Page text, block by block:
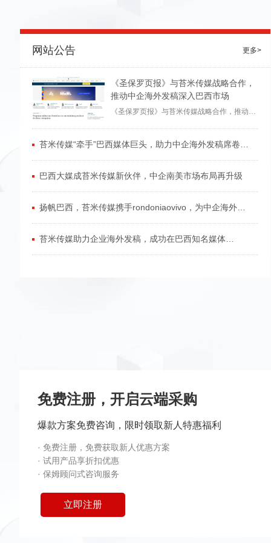
网站公告 更多>
《圣保罗页报》与苔米传媒战略合作，
推动中企海外发稿深入巴西市场
《圣保罗页报》与苔米传媒战略合作，推动中
苔米传媒“牵手”巴西媒体巨头，助力中企海外发稿席卷桑
巴西大媒成苔米传媒新伙伴，中企南美市场布局再升级
扬帆巴西，苔米传媒携手rondoniaovivo，为中企海外发
苔米传媒助力企业海外发稿，成功在巴西知名媒体
免费注册，开启云端采购
爆款方案免费咨询，限时领取新人特惠福利
· 免费注册，免费获取新人优惠方案
· 试用产品享折扣优惠
· 保姆顾问式咨询服务
立即注册